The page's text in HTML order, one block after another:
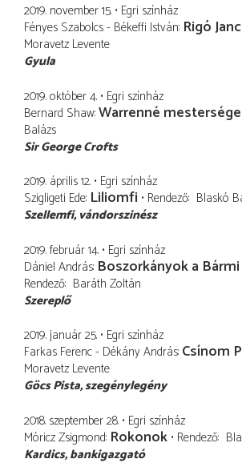
2019. november 15. Egri színház
Fényes Szabolcs - Békeffi István Rigó
Moravetz Levente
Gyula
2019. október 4. Egri színház
Bernard Shaw Warrenné mestersége
Balázs
Sir George Crofts
2019. április 12. Egri színház
Szigligeti Ede Liliomfi Rendező Blaskó
Szellemfi vándorszinész
2019. február 14. Egri színház
Dániel András Boszorkányok a
Rendező Baráth Zoltán
Szereplő
2019. január 25. Egri színház
Farkas Ferenc - Dékány András Csínom
Moravetz Levente
Göcs Pista szegénylegény
2018. szeptember 28. Egri színház
Móricz Zsigmond Rokonok Rendező
Kardics bankigazgató